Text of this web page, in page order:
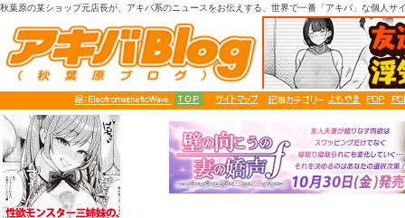
秋葉原の某ショップ元店長が、アキバ系のニュースをお伝えする、世界で一番「アキバ」な個人サ